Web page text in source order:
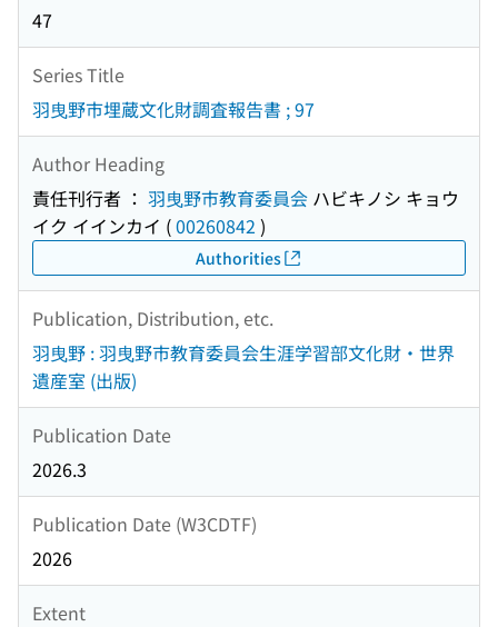
47
Series Title
羽曳野市埋蔵文化財調査報告書 ; 97
Author Heading
責任刊行者 ： 羽曳野市教育委員会 ハビキノシ キョウ
イク イインカイ (00260842 )
Authorities
Publication, Distribution, etc.
羽曳野 : 羽曳野市教育委員会生涯学習部文化財・世界
遺産室 (出版)
Publication Date
2026.3
Publication Date (W3CDTF)
2026
Extent